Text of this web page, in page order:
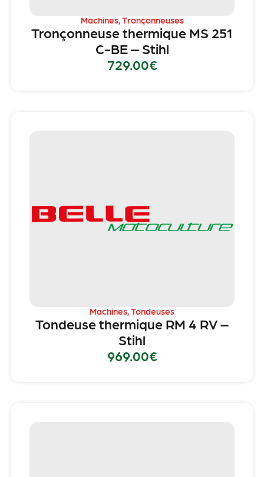
Machines, Tronçonneuses
Tronçonneuse thermique MS 251
C-BE – Stihl
729.00€
Machines Tondeuses
Tondeuse thermique RM 4 RV –
Stihl
969.00€